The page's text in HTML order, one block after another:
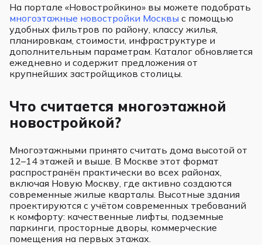
На портале «Новостройкино» вы можете подобрать
многоэтажные новостройки Москвы с помощью
удобных фильтров по району, классу жилья,
планировкам, стоимости, инфраструктуре и
дополнительным параметрам. Каталог обновляется
ежедневно и содержит предложения от
крупнейших застройщиков столицы.
Что считается многоэтажной
новостройкой?
Многоэтажными принято считать дома высотой от
12–14 этажей и выше. В Москве этот формат
распространён практически во всех районах,
включая Новую Москву, где активно создаются
современные жилые кварталы. Высотные здания
проектируются с учётом современных требований
к комфорту: качественные лифты, подземные
паркинги, просторные дворы, коммерческие
помещения на первых этажах.